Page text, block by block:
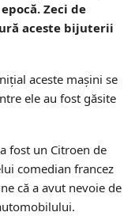
Zeci de
aceste bijuterii
aceste mașini se
ele au fost găsite
fost un Citroen de
comedian francez
că a avut nevoie de